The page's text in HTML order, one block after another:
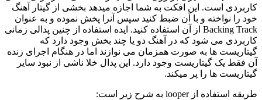
کاربردی است. این افکت به شما اجازه میدهد بخشی از گیتار آهنگ
خود را نواخته و با آن ضبط کنید سپس آنرا پخش نموده و به عنوان
Backing Track از آن استفاده کنید. ایده استفاده از چنین پدالی زمانی
کاربردی می شود که در آهنگ دو یا چند بخش وجود دارد که
گیتاریست ها به صورت همزمان می نوازند اما در هنگام اجرای زنده
آن فقط یک گیتاریست وجود دارد. این پدال خلا ناشی از نبود سایر
گیتاریست ها را پر میکند.
طریقه استفاده از looper به شرح زیر است: